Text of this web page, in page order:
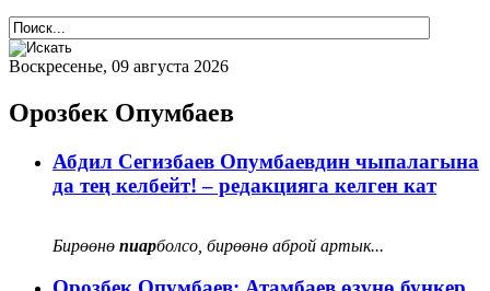
Воскресенье, 09 августа 2026
Орозбек Опумбаев
Абдил Сегизбаев Опумбаевдин чыпалагына
да тең келбейт! – редакцияга келген кат
Бирөөнө пиарболсо, бирөөнө аброй артык...